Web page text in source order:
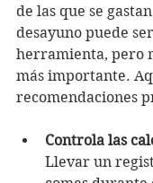
de las que se
desayuno puede
herramienta, pero
más importante.
recomendaciones
Controla las
Llevar un